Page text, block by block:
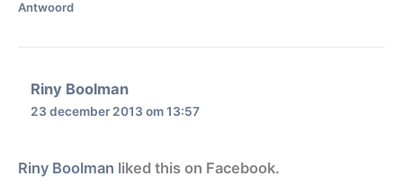
Antwoord
Riny Boolman
23 december 2013 om 13:57
Riny Boolman liked this on Facebook.